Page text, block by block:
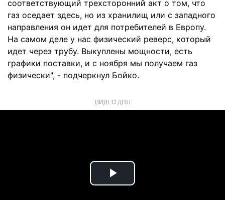
соответствующий трехсторонний акт о том, что
газ оседает здесь, но из хранилищ или с западного
направления он идет для потребителей в Европу.
На самом деле у нас физический реверс, который
идет через трубу. Выкуплены мощности, есть
графики поставки, и с ноября мы получаем газ
физически", - подчеркнул Бойко.
ВИДЕО ДНЯ
Play